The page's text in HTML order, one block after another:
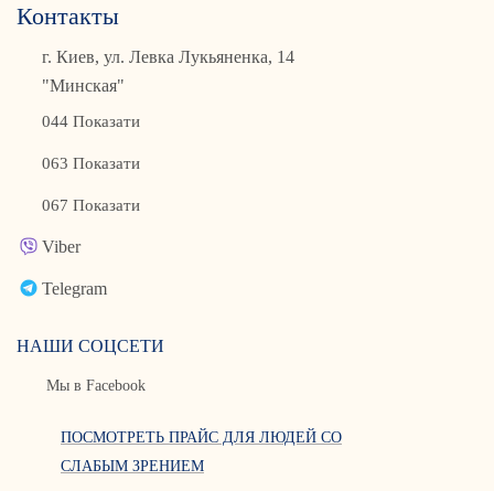
Контакты
г. Киев, ул. Левка Лукьяненка, 14
"Минская"
044 Показати
063 Показати
067 Показати
Viber
Telegram
НАШИ СОЦСЕТИ
Мы в Facebook
ПОСМОТРЕТЬ ПРАЙС ДЛЯ ЛЮДЕЙ СО
СЛАБЫМ ЗРЕНИЕМ